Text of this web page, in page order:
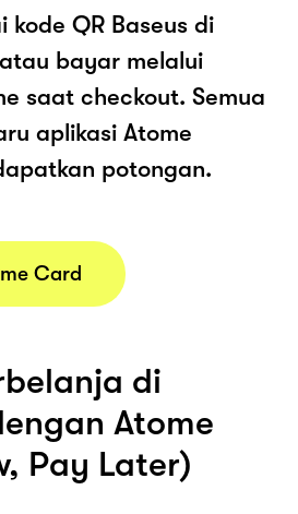
kode QR Baseus di
bayar melalui
saat checkout. Semua
aplikasi Atome
potongan.
Card
di
Atome
Pay Later)